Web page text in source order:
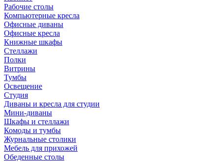
Рабочие столы
Компьютерные кресла
Офисные диваны
Офисные кресла
Книжные шкафы
Стеллажи
Полки
Витрины
Тумбы
Освещение
Студия
Диваны и кресла для студии
Мини-диваны
Шкафы и стеллажи
Комоды и тумбы
Журнальные столики
Мебель для прихожей
Обеденные столы